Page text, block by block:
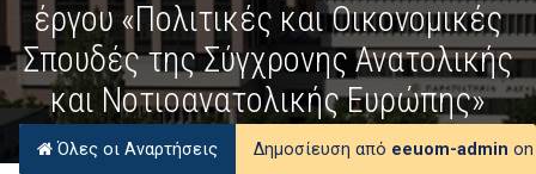
έργου «Πολιτικές και Οικονομικές
Σπουδές της Σύγχρονης Ανατολικής
και Νοτιοανατολικής Ευρώπης»
Όλες οι Αναρτήσεις Δημοσίευση από eeuom-admin on